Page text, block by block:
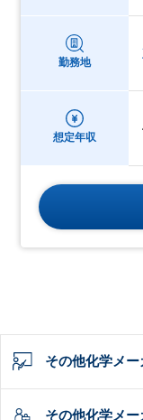
勤務地
想定年収
その他化学メ
その他化学メ